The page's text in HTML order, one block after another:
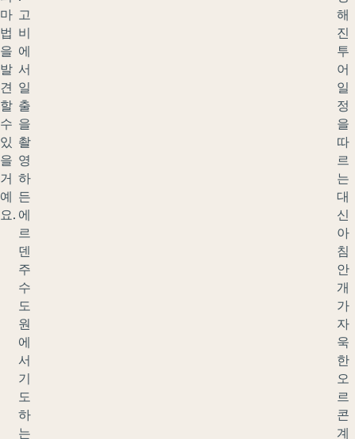
마
법
을
발
견
할
수
있
을
거
예
요.
고
비
에
서
일
출
을
촬
영
하
든
에
르
덴
주
수
도
원
에
서
기
도
하
는
해
진
투
어
일
정
을
따
르
는
대
신
아
침
안
개
가
자
욱
한
오
르
콘
계